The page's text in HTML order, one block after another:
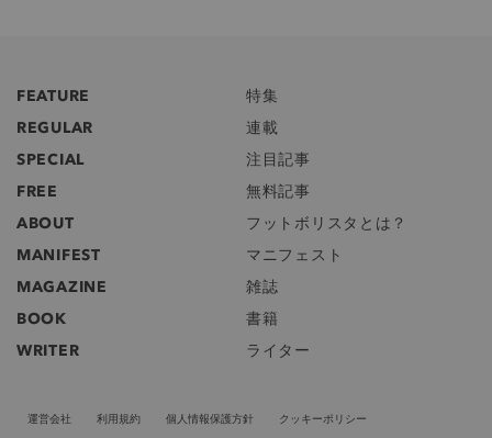
FEATURE
特集
REGULAR
連載
SPECIAL
注目記事
FREE
無料記事
ABOUT
フットボリスタとは？
MANIFEST
マニフェスト
MAGAZINE
雑誌
BOOK
書籍
WRITER
ライター
運営会社 利用規約 個人情報保護方針
クッキーポリシー